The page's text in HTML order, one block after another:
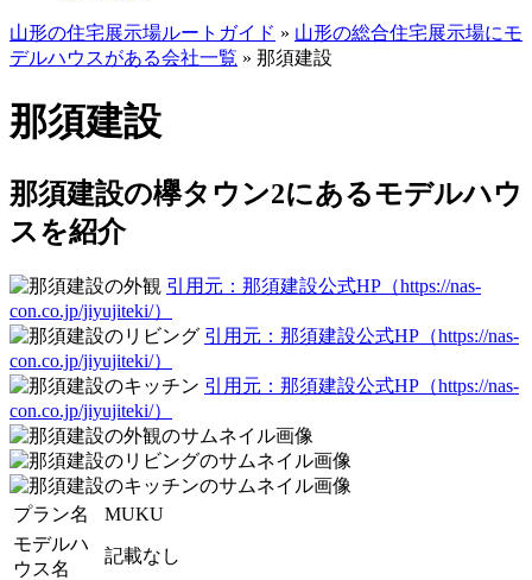
山形の住宅展示場ルートガイド » 山形の総合住宅展示場にモ
デルハウスがある会社一覧 » 那須建設
那須建設
那須建設の欅タウン2にあるモデルハウ
スを紹介
引用元：那須建設公式HP（https://nas-
con.co.jp/jiyujiteki/）
引用元：那須建設公式HP（https://nas-
con.co.jp/jiyujiteki/）
引用元：那須建設公式HP（https://nas-
con.co.jp/jiyujiteki/）
プラン名
MUKU
モデルハ
ウス名
記載なし